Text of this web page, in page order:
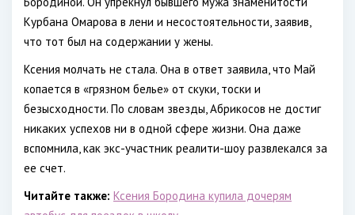
Курбана Омарова в лени и несостоятельности, заявив,
что тот был на содержании у жены.
Ксения молчать не стала. Она в ответ заявила, что Май
копается в «грязном белье» от скуки, тоски и
безысходности. По словам звезды, Абрикосов не достиг
никаких успехов ни в одной сфере жизни. Она даже
вспомнила, как экс-участник реалити-шоу развлекался за
ее счет.
Читайте также: Ксения Бородина купила дочерям